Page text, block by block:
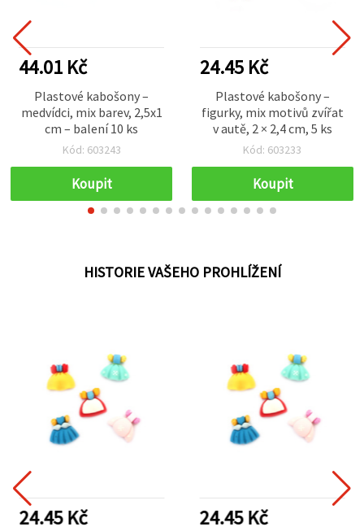
44.01 Kč
Plastové kabošony –
medvídci, mix barev, 2,5x1
cm – balení 10 ks
Kód: 603243
Koupit
24.45 Kč
Plastové kabošony –
figurky, mix motivů zvířat
v autě, 2 × 2,4 cm, 5 ks
Kód: 603233
Koupit
HISTORIE VAŠEHO PROHLÍŽENÍ
24.45 Kč 24.45 Kč